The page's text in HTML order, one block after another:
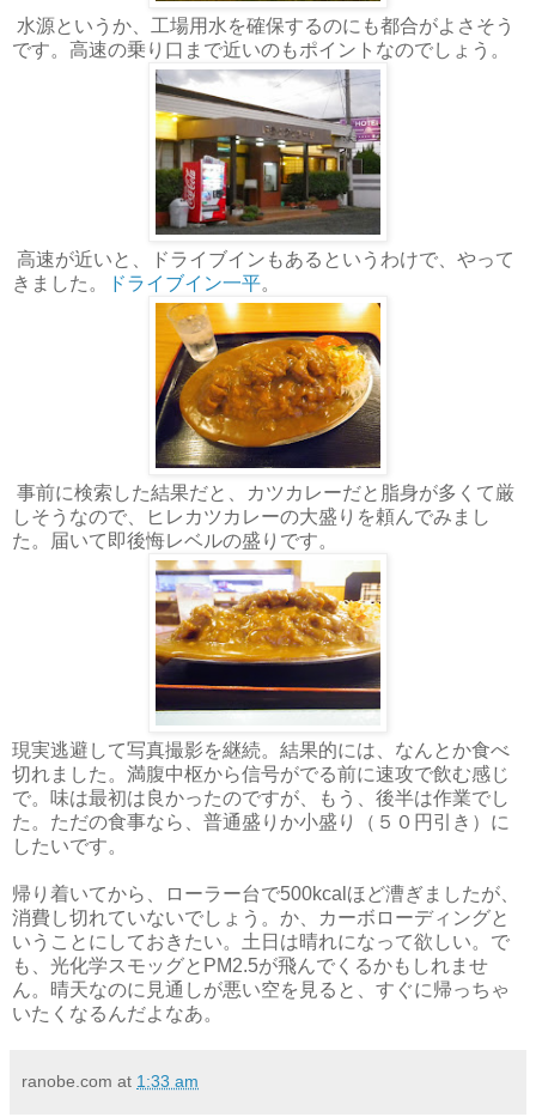
水源というか、工場用水を確保するのにも都合がよさそう
です。高速の乗り口まで近いのもポイントなのでしょう。
高速が近いと、ドライブインもあるというわけで、やって
きました。
ドライブイン一平。
事前に検索した結果だと、カツカレーだと脂身が多くて厳
しそうなので、ヒレカツカレーの大盛りを頼んでみまし
た。届いて即後悔レベルの盛りです。
現実逃避して写真撮影を継続。結果的には、なんとか食べ
切れました。満腹中枢から信号がでる前に速攻で飲む感じ
で。味は最初は良かったのですが、もう、後半は作業でし
た。ただの食事なら、普通盛りか小盛り（５０円引き）に
したいです。
帰り着いてから、ローラー台で500kcalほど漕ぎましたが、
消費し切れていないでしょう。か、カーボローディングと
いうことにしておきたい。土日は晴れになって欲しい。で
も、光化学スモッグとPM2.5が飛んでくるかもしれませ
ん。晴天なのに見通しが悪い空を見ると、すぐに帰っちゃ
いたくなるんだよなあ。
ranobe.com at 1:33 am